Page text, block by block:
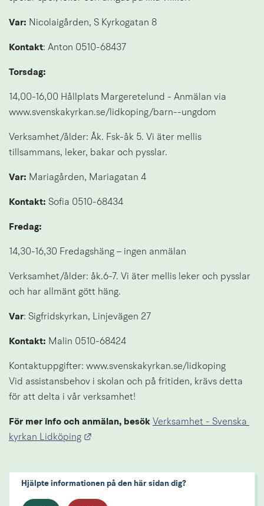
Var: Nicolaigården, S Kyrkogatan 8
Kontakt: Anton 0510-68437
Torsdag:
14,00-16,00 Hållplats Margeretelund - Anmälan via
www.svenskakyrkan.se/lidkoping/barn--ungdom
Verksamhet/ålder: Åk. Fsk-åk 5. Vi äter mellis
tillsammans, leker, bakar och pysslar.
Var: Mariagården, Mariagatan 4
Kontakt: Sofia 0510-68434
Fredag:
14,30-16,30 Fredagshäng – ingen anmälan
Verksamhet/ålder: åk.6-7. Vi äter mellis leker och pysslar
och har allmänt gött häng.
Var: Sigfridskyrkan, Linjevägen 27
Kontakt: Malin 0510-68424
Kontaktuppgifter: www.svenskakyrkan.se/lidkoping
Vid assistansbehov i skolan och på fritiden, krävs detta
för att delta i vår verksamhet!
För mer info och anmälan, besök Verksamhet - Svenska
kyrkan Lidköping
Hjälpte informationen på den här sidan dig?